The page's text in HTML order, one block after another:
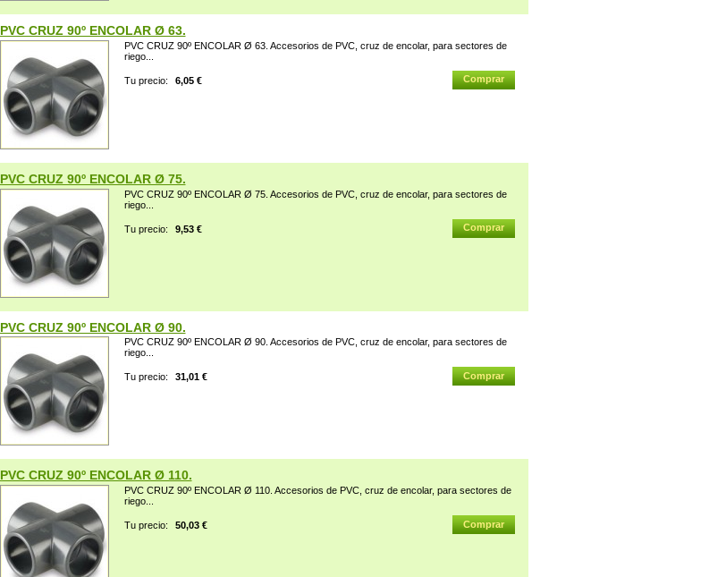
PVC CRUZ 90º ENCOLAR Ø 63.
PVC CRUZ 90º ENCOLAR Ø 63. Accesorios de PVC, cruz de encolar, para sectores de
riego...
Tu precio: 6,05 €
PVC CRUZ 90º ENCOLAR Ø 75.
PVC CRUZ 90º ENCOLAR Ø 75. Accesorios de PVC, cruz de encolar, para sectores de
riego...
Tu precio: 9,53 €
PVC CRUZ 90º ENCOLAR Ø 90.
PVC CRUZ 90º ENCOLAR Ø 90. Accesorios de PVC, cruz de encolar, para sectores de
riego...
Tu precio: 31,01 €
PVC CRUZ 90º ENCOLAR Ø 110.
PVC CRUZ 90º ENCOLAR Ø 110. Accesorios de PVC, cruz de encolar, para sectores de
riego...
Tu precio: 50,03 €